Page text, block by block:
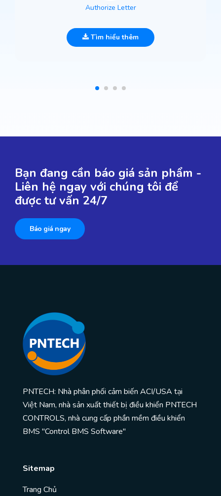
Authorize Letter
Tìm hiểu thêm
Bạn đang cần báo giá sản phẩm -
Liên hệ ngay với chúng tôi để
được tư vấn 24/7
Báo giá ngay
PNTECH: Nhà phân phối cảm biến ACI/USA tại
Việt Nam, nhà sản xuất thiết bị điều khiển PNTECH
CONTROLS, nhà cung cấp phần mềm điều khiển
BMS "Control BMS Software"
Sitemap
Trang Chủ